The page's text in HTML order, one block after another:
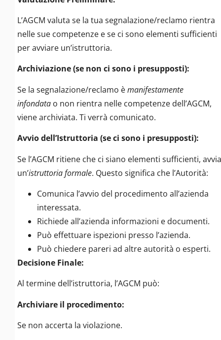
L’AGCM valuta se la tua segnalazione/reclamo rientra
nelle sue competenze e se ci sono elementi sufficienti
per avviare un’istruttoria.
Archiviazione (se non ci sono i presupposti):
Se la segnalazione/reclamo èmanifestamente
infondata o non rientra nelle competenze dell’AGCM,
viene archiviata. Ti verrà comunicato.
Avvio dell’Istruttoria (se ci sono i presupposti):
Se l’AGCM ritiene che ci siano elementi sufficienti, avvia
un’istruttoria formale. Questo significa che l’Autorità:
Comunica l’avvio del procedimento all’azienda
interessata.
Richiede all’azienda informazioni e documenti.
Può effettuare ispezioni presso l’azienda.
Può chiedere pareri ad altre autorità o esperti.
Decisione Finale:
Al termine dell’istruttoria, l’AGCM può:
Archiviare il procedimento:
Se non accerta la violazione.